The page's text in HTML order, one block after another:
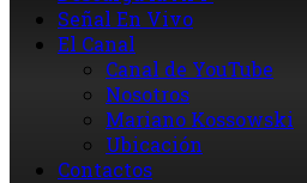
Señal En Vivo
El Canal
Canal de YouTube
Nosotros
Mariano Kossowski
Ubicación
Contactos